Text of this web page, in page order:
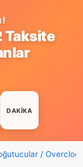
Taksite
DAKIKA
/ Overclock